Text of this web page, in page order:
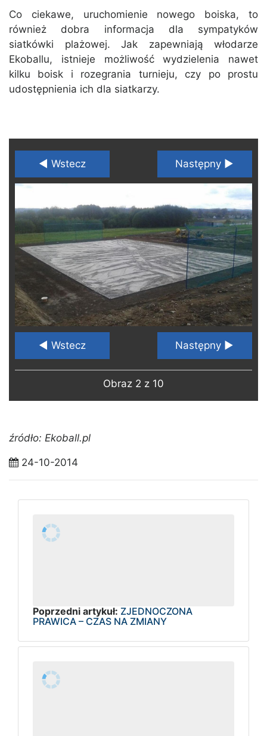
Co ciekawe, uruchomienie nowego boiska, to
również dobra informacja dla sympatyków
siatkówki plażowej. Jak zapewniają włodarze
Ekoballu, istnieje możliwość wydzielenia nawet
kilku boisk i rozegrania turnieju, czy po prostu
udostępnienia ich dla siatkarzy.
◄ Wstecz Następny ►
◄ Wstecz Następny ►
Obraz 2 z 10
źródło: Ekoball.pl
24-10-2014
Poprzedni artykuł: ZJEDNOCZONA
PRAWICA – CZAS NA ZMIANY